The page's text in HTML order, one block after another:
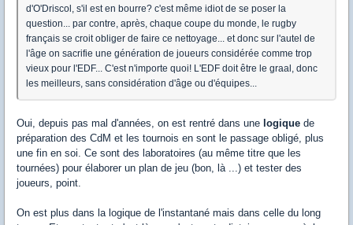
d'O'Driscol, s'il est en bourre? c'est même idiot de se poser la
question... par contre, après, chaque coupe du monde, le rugby
français se croit obliger de faire ce nettoyage... et donc sur l'autel de
l'âge on sacrifie une génération de joueurs considérée comme trop
vieux pour l'EDF... C'est n'importe quoi! L'EDF doit être le graal, donc
les meilleurs, sans considération d'âge ou d'équipes...
Oui, depuis pas mal d'années, on est rentré dans une logique de
préparation des CdM et les tournois en sont le passage obligé, plus
une fin en soi. Ce sont des laboratoires (au même titre que les
tournées) pour élaborer un plan de jeu (bon, là ...) et tester des
joueurs, point.
On est plus dans la logique de l'instantané mais dans celle du long